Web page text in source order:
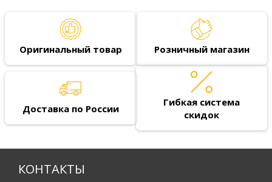
Оригинальный товар Розничный магазин
Доставка по России
Гибкая система
скидок
КОНТАКТЫ